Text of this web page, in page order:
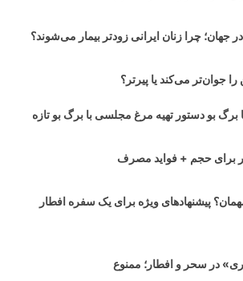
چرا زنان ایرانی زودتر بیمار می‌شوند؟
جوان‌تر می‌کند یا پیرتر؟
بو دستور تهیه مرغ مجلسی با برگ بو تازه
برای حجم + فواید مصرف
پیشنهادهای ویژه برای یک سفره افطار
در سحر و افطار؛ ممنوع